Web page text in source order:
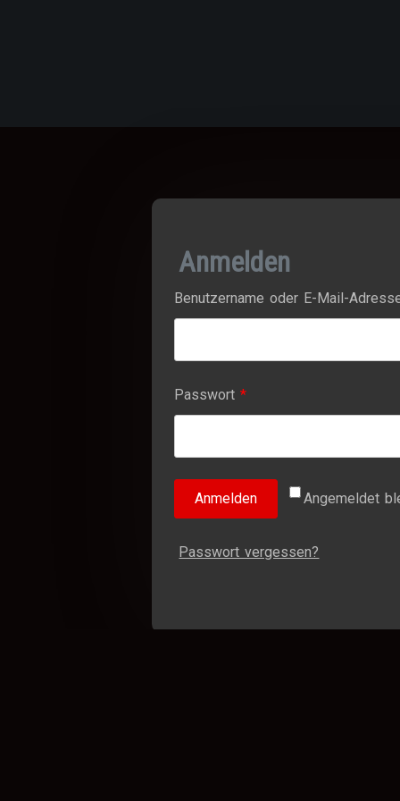
Anmelden
Benutzername oder E-Mail-
Passwort*Erforderlich
Angemeldet
Anmelden
Passwort vergessen?